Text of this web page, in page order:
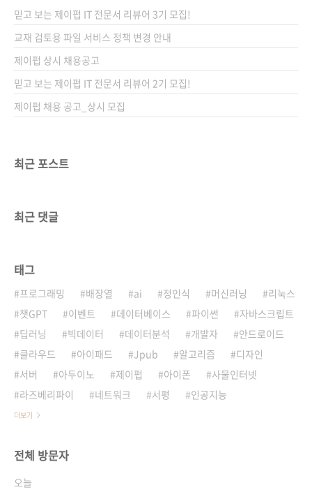
믿고 보는 제이펍 IT 전문서 리뷰어 3기 모집!
교재 검토용 파일 서비스 정책 변경 안내
제이펍 상시 채용공고
믿고 보는 제이펍 IT 전문서 리뷰어 2기 모집!
제이펍 채용 공고_상시 모집
최근 포스트
최근 댓글
태그
프로그래밍 배장열 ai 정인식 머신러닝
리눅스
챗GPT
이벤트 데이터베이스 파이썬
자바스크립트
딥러닝
빅데이터 데이터분석 개발자
안드로이드
클라우드
아이패드 Jpub 알고리즘
디자인
서버
아두이노 제이펍 아이폰
사물인터넷
라즈베리파이
네트워크 서평 인공지능
더보기
전체 방문자
오늘